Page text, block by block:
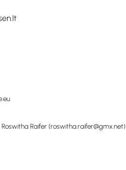
Raifer (roswitha.raifer@gmx.net)